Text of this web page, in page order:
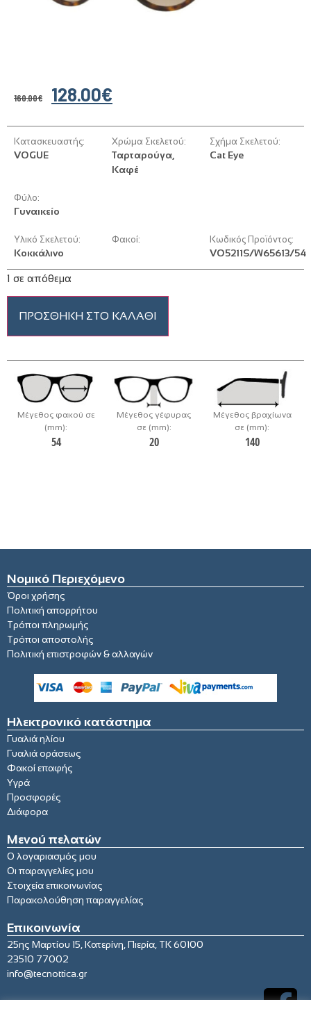
160.00€ 128.00€
Κατασκευαστής:
VOGUE
Χρώμα Σκελετού:
Ταρταρούγα,
Καφέ
Σχήμα Σκελετού:
Cat Eye
Φύλο:
Γυναικείο
Υλικό Σκελετού:
Κοκκάλινο
Φακοί: Κωδικός Προϊόντος:
VO5211S/W65613/54
1 σε απόθεμα
ΠΡΟΣΘΉΚΗ ΣΤΟ ΚΑΛΆΘΙ
Μέγεθος φακού σε
(mm):
54
Μέγεθος γέφυρας
σε (mm):
20
Μέγεθος βραχίωνα
σε (mm):
140
Νομικό Περιεχόμενο
Όροι χρήσης
Πολιτική απορρήτου
Τρόποι πληρωμής
Τρόποι αποστολής
Πολιτική επιστροφών & αλλαγών
Ηλεκτρονικό κατάστημα
Γυαλιά ηλίου
Γυαλιά οράσεως
Φακοί επαφής
Υγρά
Προσφορές
Διάφορα
Μενού πελατών
Ο λογαριασμός μου
Οι παραγγελίες μου
Στοιχεία επικοινωνίας
Παρακολούθηση παραγγελίας
Επικοινωνία
25ης Μαρτίου 15, Κατερίνη, Πιερία, ΤΚ 60100
23510 77002
info@tecnottica.gr